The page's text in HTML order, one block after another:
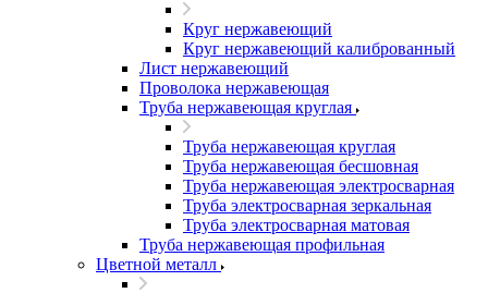
Круг нержавеющий
Круг нержавеющий калиброванный
Лист нержавеющий
Проволока нержавеющая
Труба нержавеющая круглая
Труба нержавеющая круглая
Труба нержавеющая бесшовная
Труба нержавеющая электросварная
Труба электросварная зеркальная
Труба электросварная матовая
Труба нержавеющая профильная
Цветной металл